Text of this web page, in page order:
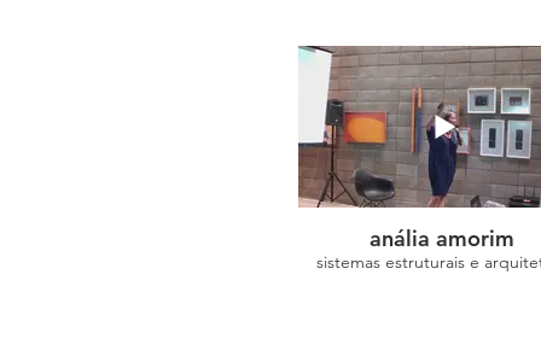
anália amorim
sistemas estruturais e